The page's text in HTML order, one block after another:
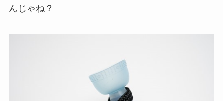
んじゃね？